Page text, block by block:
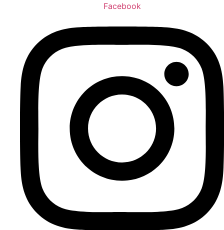
Facebook